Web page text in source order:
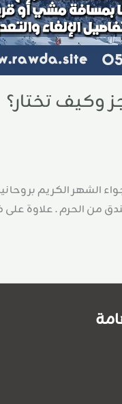
لمن يريد اغتنام أجواء
من الحرم . علاوة